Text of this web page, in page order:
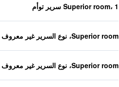
Superior room، 1 سرير توأم
Superior room، نوع السرير غير معروف
Superior room، نوع السرير غير معروف